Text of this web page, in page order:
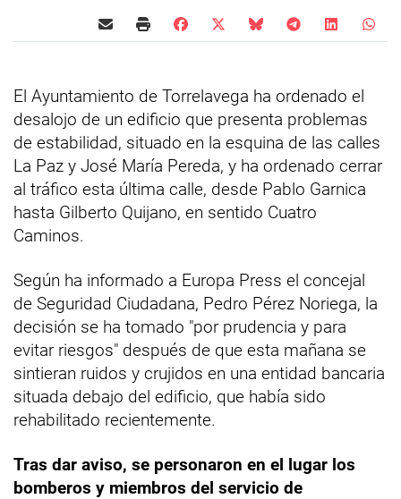
El Ayuntamiento de Torrelavega ha ordenado el
desalojo de un edificio que presenta problemas
de estabilidad, situado en la esquina de las calles
La Paz y José María Pereda, y ha ordenado cerrar
al tráfico esta última calle, desde Pablo Garnica
hasta Gilberto Quijano, en sentido Cuatro
Caminos.
Según ha informado a Europa Press el concejal
de Seguridad Ciudadana, Pedro Pérez Noriega, la
decisión se ha tomado "por prudencia y para
evitar riesgos" después de que esta mañana se
sintieran ruidos y crujidos en una entidad bancaria
situada debajo del edificio, que había sido
rehabilitado recientemente.
Tras dar aviso, se personaron en el lugar los
bomberos y miembros del servicio de